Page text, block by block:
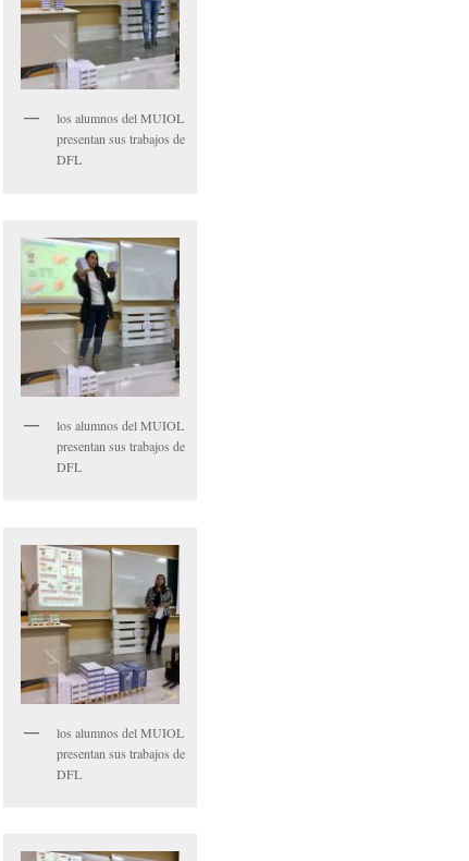
los alumnos del MUIOL
presentan sus trabajos de
DFL
los alumnos del MUIOL
presentan sus trabajos de
DFL
los alumnos del MUIOL
presentan sus trabajos de
DFL